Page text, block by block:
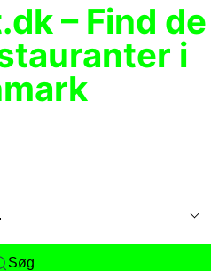
– Find de
i
Søg